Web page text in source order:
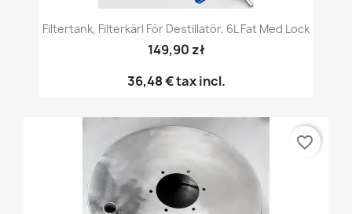
Filtertank, Filterkärl För Destillatör, 6L Fat Med Lock
149,90 zł
36,48 €tax incl.
favorite_border